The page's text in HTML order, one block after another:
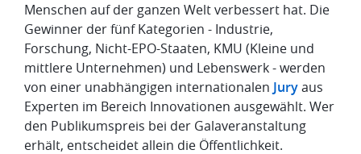
Menschen auf der ganzen Welt verbessert hat. Die
Gewinner der fünf Kategorien - Industrie,
Forschung, Nicht-EPO-Staaten, KMU (Kleine und
mittlere Unternehmen) und Lebenswerk - werden
von einer unabhängigen internationalen Juryaus
Experten im Bereich Innovationen ausgewählt. Wer
den Publikumspreis bei der Galaveranstaltung
erhält, entscheidet allein die Öffentlichkeit.